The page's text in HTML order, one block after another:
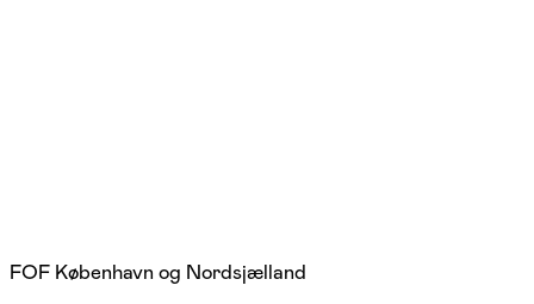
FOF København og Nordsjælland